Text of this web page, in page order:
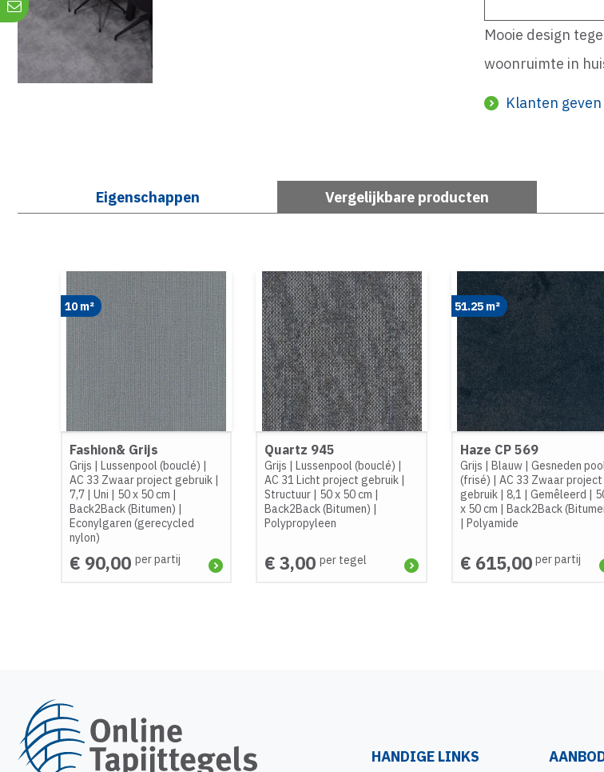
Mooie design
woonruimte in
Klanten
Eigenschappen Vergelijkbare producten
10 m²
Fashion& Grijs
Grijs | Lussenpool (bouclé) |
AC 33 Zwaar project gebruik |
7,7 | Uni | 50 x 50 cm |
Back2Back (Bitumen) |
Econylgaren (gerecycled
nylon)
€ 90,00 per partij
Quartz 945
Grijs |Lussenpool (bouclé) |
AC 31 Licht project gebruik |
Structuur | 50 x 50 cm |
Back2Back (Bitumen) |
Polypropyleen
€ 3,00 per tegel
51.25 m²
Haze CP 569
Grijs | Blauw| Gesneden
(frisé) | AC 33 Zwaar project
gebruik| 8,1 | Gemêleerd |
x 50 cm | Back2Back
| Polyamide
€ 615,00 per partij
HANDIGE LINKS